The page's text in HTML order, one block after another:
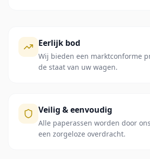
Eerlijk bod
Wij bieden een marktconforme
de staat van uw wagen.
Veilig & eenvoudig
Alle paperassen worden door
een zorgeloze overdracht.